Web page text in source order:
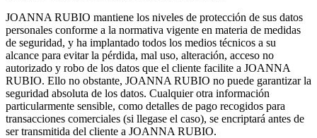
JOANNA RUBIO mantiene los niveles de protección de sus datos
personales conforme a la normativa vigente en materia de medidas
de seguridad, y ha implantado todos los medios técnicos a su
alcance para evitar la pérdida, mal uso, alteración, acceso no
autorizado y robo de los datos que el cliente facilite a JOANNA
RUBIO. Ello no obstante, JOANNA RUBIO no puede garantizar la
seguridad absoluta de los datos. Cualquier otra información
particularmente sensible, como detalles de pago recogidos para
transacciones comerciales (si llegase el caso), se encriptará antes de
ser transmitida del cliente a JOANNA RUBIO.